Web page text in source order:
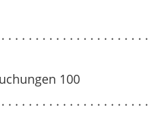
. . . . . . . . . . . . . . . . . . . .
100
. . . . . . . . . . . . . . . . . . . . .